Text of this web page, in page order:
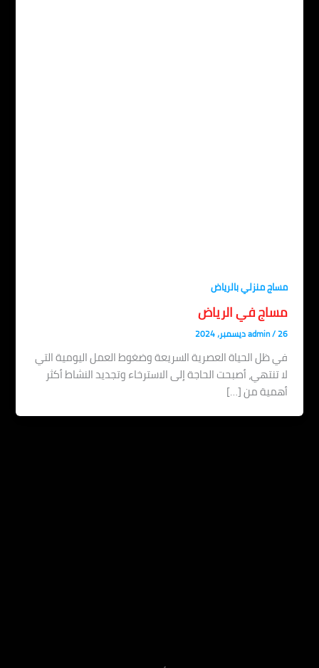
منزلي بالرياض
في الرياض
admin
ظل الحياة العصرية السريعة وضغوط العمل اليومية التي
تنتهي، أصبحت الحاجة إلى الاسترخاء وتجديد النشاط أكثر
من […]